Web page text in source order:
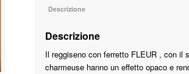
Descrizione
Descrizione
Il reggiseno con ferretto FLEUR , con il
charmeuse hanno un effetto opaco e